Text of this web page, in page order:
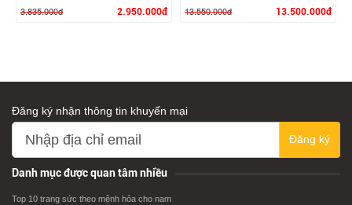
XEM CHI TIẾT
3.835.000đ
2.950.000đ
XEM CHI TIẾT
13.550.000đ
13.500.000đ
Đăng ký nhận thông tin khuyến mại
Đăng ký
Danh mục được quan tâm nhiều
Top 10 trang sức theo mệnh hỏa cho nam